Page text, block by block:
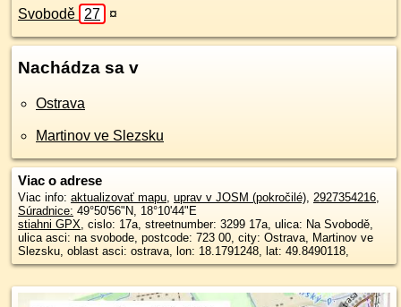
Svobodě 27 ¤
Nachádza sa v
Ostrava
Martinov ve Slezsku
Viac o adrese
Viac info: aktualizovať mapu, uprav v JOSM (pokročilé), 2927354216,
Súradnice: 49°50'56"N, 18°10'44"E
stiahni GPX, cislo: 17a, streetnumber: 3299 17a, ulica: Na Svobodě,
ulica asci: na svobode, postcode: 723 00, city: Ostrava, Martinov ve
Slezsku, oblast asci: ostrava, lon: 18.1791248, lat: 49.8490118,